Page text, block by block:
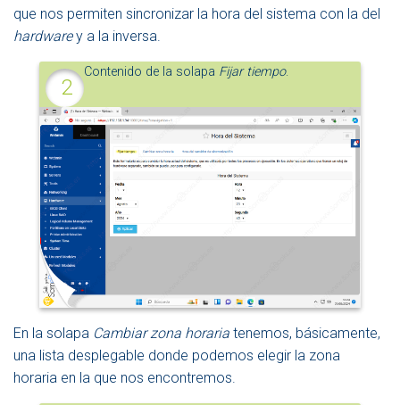
que nos permiten sincronizar la hora del sistema con la del
hardwarey a la inversa.
Contenido de la solapa Fijar tiempo.
En la solapa Cambiar zona horaria tenemos, básicamente,
una lista desplegable donde podemos elegir la zona
horaria en la que nos encontremos.